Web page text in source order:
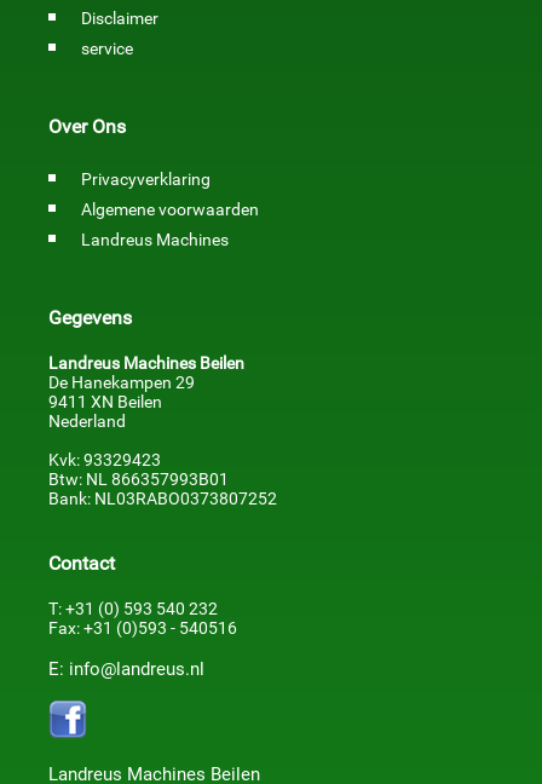
Disclaimer
service
Over Ons
Privacyverklaring
Algemene voorwaarden
Landreus Machines
Gegevens
Landreus Machines Beilen
De Hanekampen 29
9411 XN Beilen
Nederland
Kvk: 93329423
Btw: NL 866357993B01
Bank: NL03RABO0373807252
Contact
T: +31 (0) 593 540 232
Fax: +31 (0)593 - 540516
E: info@landreus.nl
Landreus Machines Beilen